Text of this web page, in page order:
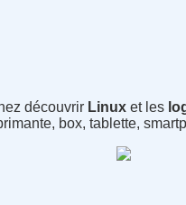
découvrir Linux et les
box, tablette,